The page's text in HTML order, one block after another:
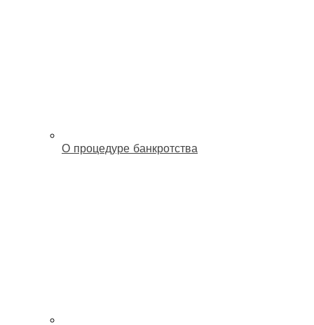
О процедуре банкротства